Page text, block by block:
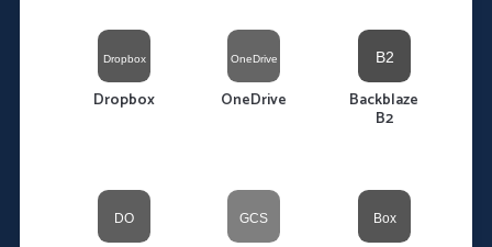
Dropbox OneDrive Backblaze
B2